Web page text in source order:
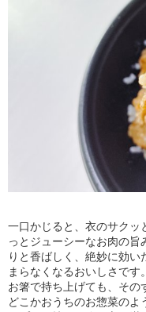
一口かじると、衣のサクッ
っとジューシーなお肉の
りと香ばしく、絶妙に効
まらなくなるおいしさです。
お箸で持ち上げても、その
どこかおうちのお惣菜の